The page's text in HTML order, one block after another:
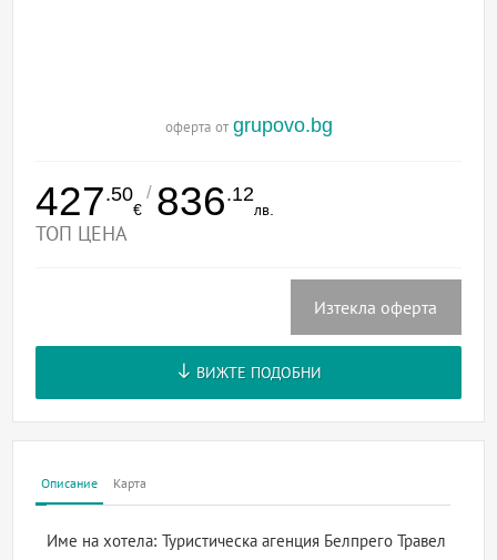
оферта от grupovo.bg
427.50
€
/ 836.12
лв.
ТОП ЦЕНА
Изтекла оферта
ВИЖТЕ ПОДОБНИ
Описание Карта
Име на хотела:Туристическа агенция Белпрего Травел